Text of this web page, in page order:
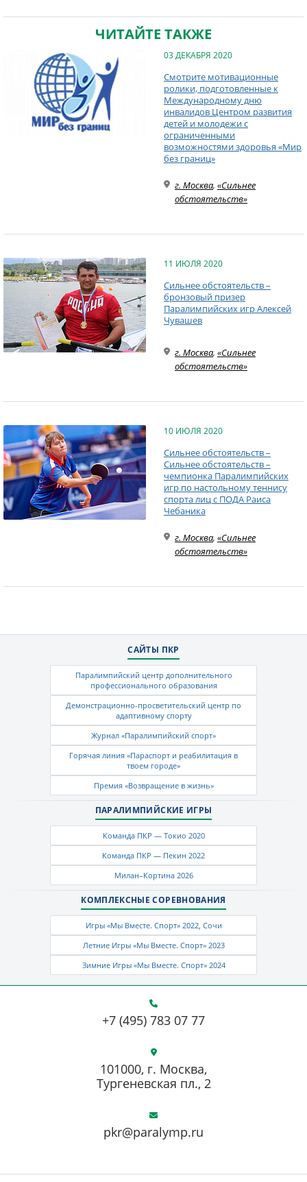
ЧИТАЙТЕ ТАКЖЕ
03 ДЕКАБРЯ 2020
Смотрите мотивационные
ролики, подготовленные к
Международному дню
инвалидов Центром развития
детей и молодежи с
ограниченными
возможностями здоровья «Мир
без границ»
г. Москва, «Сильнее
обстоятельств»
11 ИЮЛЯ 2020
Сильнее обстоятельств –
бронзовый призер
Паралимпийских игр Алексей
Чувашев
г. Москва, «Сильнее
обстоятельств»
10 ИЮЛЯ 2020
Сильнее обстоятельств –
Сильнее обстоятельств –
чемпионка Паралимпийских
игр по настольному теннису
спорта лиц с ПОДА Раиса
Чебаника
г. Москва, «Сильнее
обстоятельств»
САЙТЫ ПКР
Паралимпийский центр дополнительного
профессионального образования
Демонстрационно-просветительский центр по
адаптивному спорту
Журнал «Паралимпийский спорт»
Горячая линия «Параспорт и реабилитация в
твоем городе»
Премия «Возвращение в жизнь»
ПАРАЛИМПИЙСКИЕ ИГРЫ
Команда ПКР — Токио 2020
Команда ПКР — Пекин 2022
Милан–Кортина 2026
КОМПЛЕКСНЫЕ СОРЕВНОВАНИЯ
Игры «Мы Вместе. Спорт» 2022, Сочи
Летние Игры «Мы Вместе. Спорт» 2023
Зимние Игры «Мы Вместе. Спорт» 2024
+7 (495) 783 07 77
pkr@paralymp.ru
101000, г. Москва,
Тургеневская пл., 2